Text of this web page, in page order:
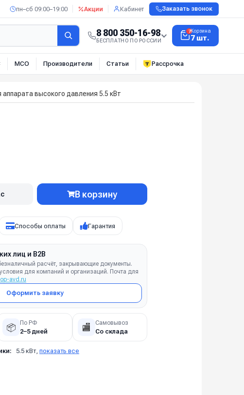
пн–сб 09:00–19:00 Акции Кабинет Заказать звонок
8 800 350-16-98
БЕСПЛАТНО ПО РОССИИ
7Корзина
7 шт.
МСО Производители Статьи Рассрочка
аппарата высокого давления 5.5 кВт
В корзину
Способы оплаты Гарантия
лиц и B2B
расчёт, закрывающие документы.
для компаний и организаций. Почта для
avd.ru
Оформить заявку
📦 По РФ
2–5 дней 🏬 Самовывоз
Со склада
5.5 кВт, показать все